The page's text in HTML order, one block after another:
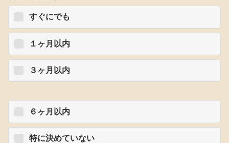
すぐにでも
１ヶ月以内
３ヶ月以内
６ヶ月以内
特に決めていない